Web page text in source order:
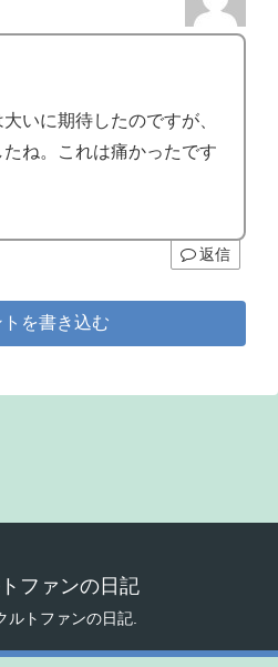
いに期待したのですが、
ね。これは痛かったです
返信
トを書き込む
ファンの日記
ルトファンの日記.